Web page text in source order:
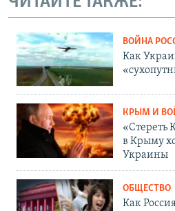
ВОЙНА
Как
КРЫМ И
«Стереть
в Крыму
Украины
ОБЩЕСТВО
Как